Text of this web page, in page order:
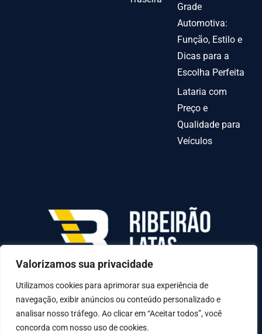
Valorizamos sua privacidade
Utilizamos cookies para aprimorar sua experiência de
navegação, exibir anúncios ou conteúdo personalizado e
analisar nosso tráfego. Ao clicar em “Aceitar todos”, você
concorda com nosso uso de cookies.
Grade
Automotiva:
Função, Estilo e
Dicas para a
Escolha Perfeita
Lataria com
Preço e
Qualidade para
Veículos
AV INDEPENDENCIA º 6378 QUADRA70-C LOTE
31-A, Goiânia - GO, 74070-010